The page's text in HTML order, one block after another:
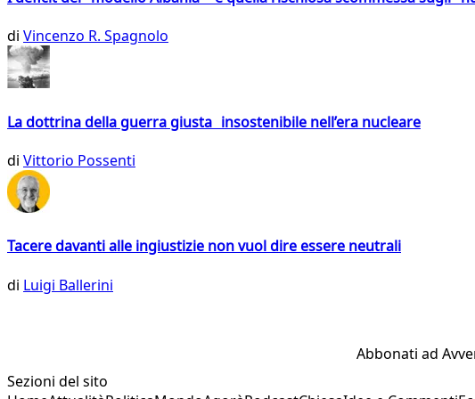
di Vincenzo R. Spagnolo
La dottrina della guerra giusta insostenibile nell’era nucleare
di Vittorio Possenti
Tacere davanti alle ingiustizie non vuol dire essere neutrali
di Luigi Ballerini
Abbonati ad
Sezioni del sito